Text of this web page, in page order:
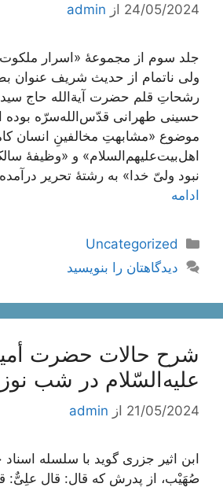
24/05/2024 از admin
جلد سوم از مجموعۀ «اسرار
ولی ناتمام از حدیث شریف عنوان
رشحاتِ قلم حضرت آیة‌الله حاج
حسینی طهرانی قدّس‌الله‌سرّه بوده
موضوع «مشابهتِ مخالفینِ انسان
اهل‌بیت‌علیهم‌السلام» و «وظیفۀ
نبود ولیّ خدا» به رشتۀ تحریر
ادامه
دسته‌ها
Uncategorized
دیدگاهتان را بنویسید
شرح حالات حضرت
علیه‌السّلام در شب
21/05/2024 از admin
ابن اثیر جزرى گوید با سلسله
صُهَیْب، از پدرش که قال: قال علِىٌّ: